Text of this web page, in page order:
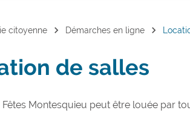
citoyenne chevron_right Démarches en ligne chevron_right
de salles
Fêtes Montesquieu peut être louée par